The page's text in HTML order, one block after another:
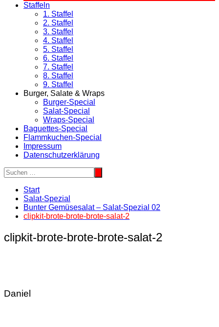
Staffeln
1. Staffel
2. Staffel
3. Staffel
4. Staffel
5. Staffel
6. Staffel
7. Staffel
8. Staffel
9. Staffel
Burger, Salate & Wraps
Burger-Special
Salat-Special
Wraps-Special
Baguettes-Special
Flammkuchen-Special
Impressum
Datenschutzerklärung
Start
Salat-Spezial
Bunter Gemüsesalat – Salat-Spezial 02
clipkit-brote-brote-brote-salat-2
clipkit-brote-brote-brote-salat-2
Daniel